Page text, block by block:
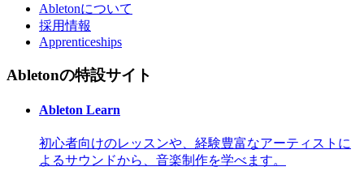
Abletonについて
採用情報
Apprenticeships
Abletonの特設サイト
Ableton Learn
初心者向けのレッスンや、経験豊富なアーティストに
よるサウンドから、音楽制作を学べます。